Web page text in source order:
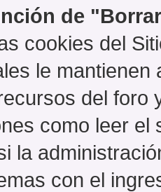
de
cookies del
le
del foro
como leer el
la
con el